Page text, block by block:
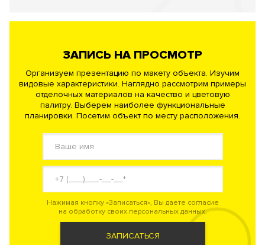
ЗАПИСЬ НА ПРОСМОТР
Организуем презентацию по макету объекта. Изучим
видовые характеристики. Наглядно рассмотрим примеры
отделочных материалов на качество и цветовую
палитру. Выберем наиболее функциональные
планировки. Посетим объект по месту расположения.
Нажимая кнопку «Записаться», Вы даете согласие
на обработку своих персональных данных.
ЗАПИСАТЬСЯ